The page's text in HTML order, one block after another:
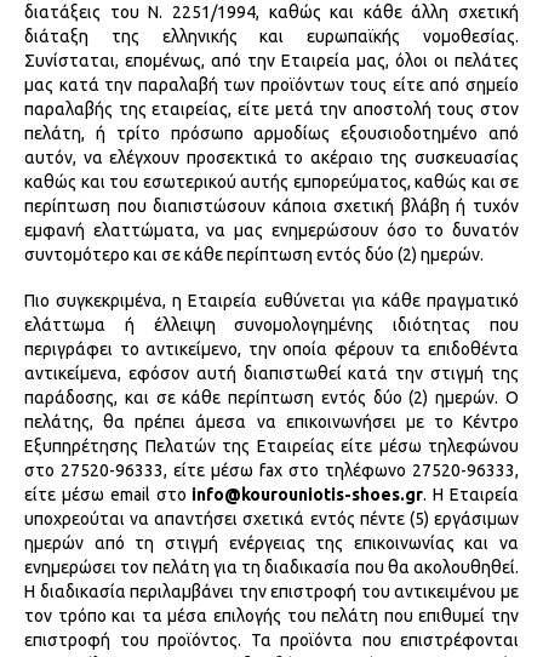
διατάξεις του Ν. 2251/1994, καθώς και κάθε άλλη σχετική
διάταξη της ελληνικής και ευρωπαϊκής νομοθεσίας.
Συνίσταται, επομένως, από την Εταιρεία μας, όλοι οι πελάτες
μας κατά την παραλαβή των προϊόντων τους είτε από σημείο
παραλαβής της εταιρείας, είτε μετά την αποστολή τους στον
πελάτη, ή τρίτο πρόσωπο αρμοδίως εξουσιοδοτημένο από
αυτόν, να ελέγχουν προσεκτικά το ακέραιο της συσκευασίας
καθώς και του εσωτερικού αυτής εμπορεύματος, καθώς και σε
περίπτωση που διαπιστώσουν κάποια σχετική βλάβη ή τυχόν
εμφανή ελαττώματα, να μας ενημερώσουν όσο το δυνατόν
συντομότερο και σε κάθε περίπτωση εντός δύο (2) ημερών.
Πιο συγκεκριμένα, η Εταιρεία ευθύνεται για κάθε πραγματικό
ελάττωμα ή έλλειψη συνομολογημένης ιδιότητας που
περιγράφει το αντικείμενο, την οποία φέρουν τα επιδοθέντα
αντικείμενα, εφόσον αυτή διαπιστωθεί κατά την στιγμή της
παράδοσης, και σε κάθε περίπτωση εντός δύο (2) ημερών. Ο
πελάτης, θα πρέπει άμεσα να επικοινωνήσει με το Κέντρο
Εξυπηρέτησης Πελατών της Εταιρείας είτε μέσω τηλεφώνου
στο 27520-96333, είτε μέσω fax στο τηλέφωνο 27520-96333,
είτε μέσω email στο info@kourouniotis-shoes.gr. Η Εταιρεία
υποχρεούται να απαντήσει σχετικά εντός πέντε (5) εργάσιμων
ημερών από τη στιγμή ενέργειας της επικοινωνίας και να
ενημερώσει τον πελάτη για τη διαδικασία που θα ακολουθηθεί.
Η διαδικασία περιλαμβάνει την επιστροφή του αντικειμένου με
τον τρόπο και τα μέσα επιλογής του πελάτη που επιθυμεί την
επιστροφή του προϊόντος. Τα προϊόντα που επιστρέφονται